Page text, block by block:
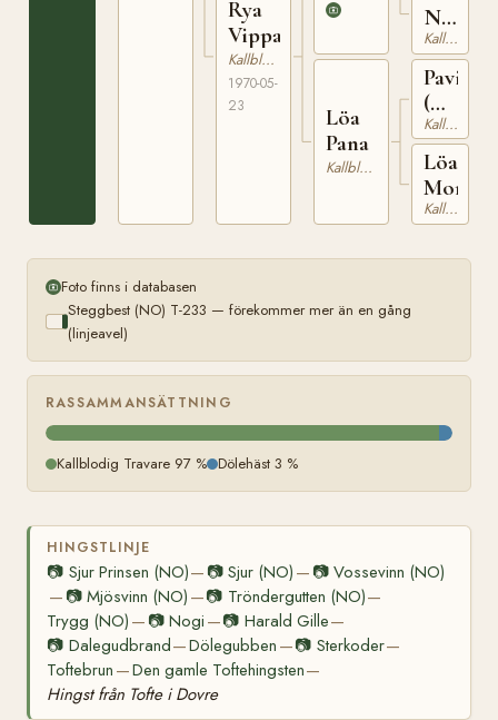
Rya
Vippa
Kallblodig Travare
1970-05-
23
Löa
Pana
Kallblodig Travare
NT
211Kallblodig Travare
Pavin
(NO)
NT
1
Kallblodig Travare
Löa
Mona
Kallblodig Travare
Foto finns i databasen
Steggbest (NO) T-233 — förekommer mer än en gång
(linjeavel)
RASSAMMANSÄTTNING
Kallblodig Travare 97 % Dölehäst 3 %
HINGSTLINJE
📷 Sjur Prinsen (NO)— 📷Sjur (NO) — 📷 Vossevinn (NO)
— 📷Mjösvinn (NO) —📷 Tröndergutten (NO)—
Trygg (NO) — 📷Nogi —📷 Harald Gille—
📷 Dalegudbrand—Dölegubben —📷 Sterkoder—
Toftebrun —Den gamle Toftehingsten—
Hingst från Tofte i Dovre